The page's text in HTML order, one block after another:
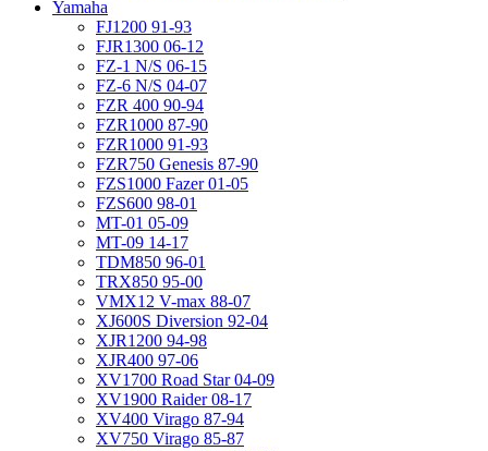
Yamaha
FJ1200 91-93
FJR1300 06-12
FZ-1 N/S 06-15
FZ-6 N/S 04-07
FZR 400 90-94
FZR1000 87-90
FZR1000 91-93
FZR750 Genesis 87-90
FZS1000 Fazer 01-05
FZS600 98-01
MT-01 05-09
MT-09 14-17
TDM850 96-01
TRX850 95-00
VMX12 V-max 88-07
XJ600S Diversion 92-04
XJR1200 94-98
XJR400 97-06
XV1700 Road Star 04-09
XV1900 Raider 08-17
XV400 Virago 87-94
XV750 Virago 85-87